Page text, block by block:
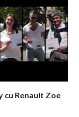
cu Renault Zoe